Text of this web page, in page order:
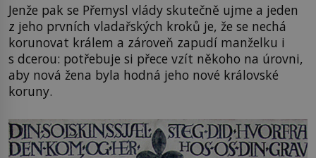
Jenže pak se Přemysl vlády skutečně ujme a jeden
z jeho prvních vladařských kroků je, že se nechá
korunovat králem a zároveň zapudí manželku i
s dcerou: potřebuje si přece vzít někoho na úrovni,
aby nová žena byla hodná jeho nové královské
koruny.